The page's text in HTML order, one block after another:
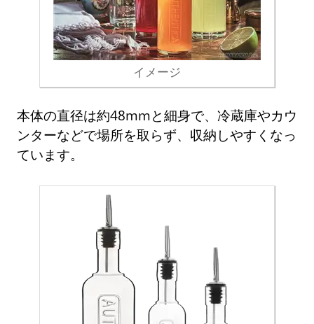
イメージ
本体の直径は約48mmと細身で、冷蔵庫やカウ
ンターなどで場所を取らず、収納しやすくなっ
ています。